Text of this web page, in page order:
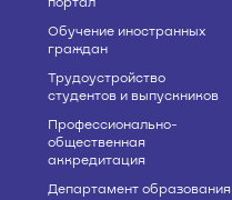
Обучение иностранных
граждан
Трудоустройство
студентов и выпускников
Профессионально-
общественная
аккредитация
Департамент образования